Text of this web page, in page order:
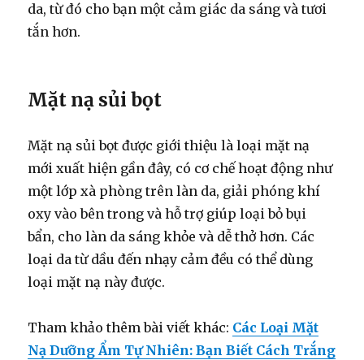
da, từ đó cho bạn một cảm giác da sáng và tươi
tắn hơn.
Mặt nạ sủi bọt
Mặt nạ sủi bọt được giới thiệu là loại mặt nạ
mới xuất hiện gần đây, có cơ chế hoạt động như
một lớp xà phòng trên làn da, giải phóng khí
oxy vào bên trong và hỗ trợ giúp loại bỏ bụi
bẩn, cho làn da sáng khỏe và dễ thở hơn. Các
loại da từ dầu đến nhạy cảm đều có thể dùng
loại mặt nạ này được.
Tham khảo thêm bài viết khác: Các Loại Mặt
Nạ Dưỡng Ẩm Tự Nhiên: Bạn Biết Cách Trắng